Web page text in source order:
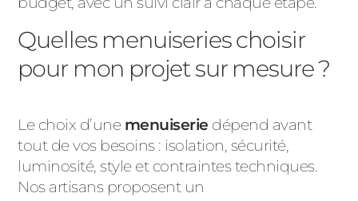
Quelles menuiseries choisir
pour mon projet sur mesure ?
Le choix d’une menuiserie dépend avant
tout de vos besoins : isolation, sécurité,
luminosité, style et contraintes techniques.
Nos artisans proposent un